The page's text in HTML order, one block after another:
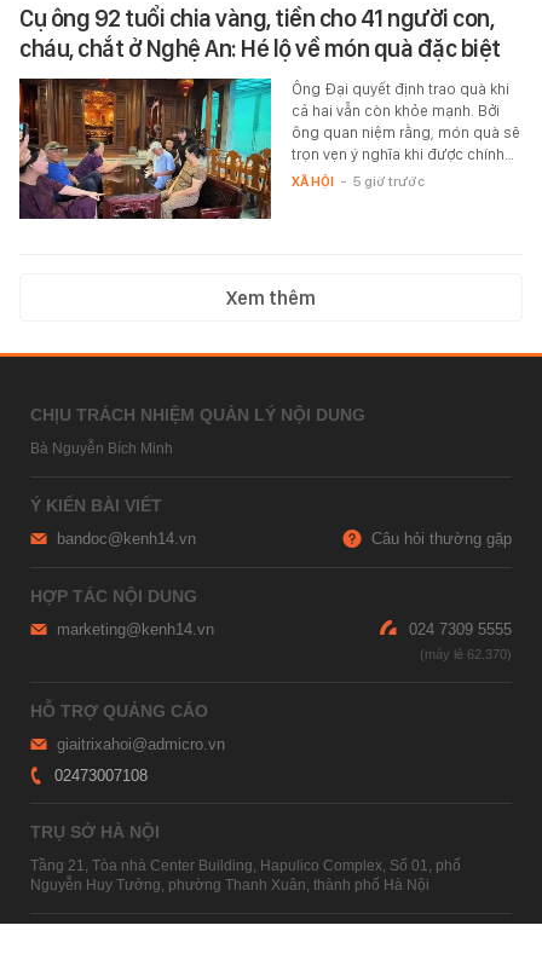
Cụ ông 92 tuổi chia vàng, tiền cho 41 người con,
cháu, chắt ở Nghệ An: Hé lộ về món quà đặc biệt
Ông Đại quyết định trao quà khi
cả hai vẫn còn khỏe mạnh. Bởi
ông quan niệm rằng, món quà sẽ
trọn vẹn ý nghĩa khi được chính…
XÃ HỘI - 5 giờ trước
Xem thêm
CHỊU TRÁCH NHIỆM QUẢN LÝ NỘI DUNG
Bà Nguyễn Bích Minh
Ý KIẾN BÀI VIẾT
bandoc@kenh14.vn Câu hỏi thường gặp
HỢP TÁC NỘI DUNG
marketing@kenh14.vn 024 7309 5555
HỖ TRỢ QUẢNG CÁO
giaitrixahoi@admicro.vn
02473007108
TRỤ SỞ HÀ NỘI
Tầng 21, Tòa nhà Center Building, Hapulico Complex, Số 01, phố
Nguyễn Huy Tưởng, phường Thanh Xuân, thành phố Hà Nội